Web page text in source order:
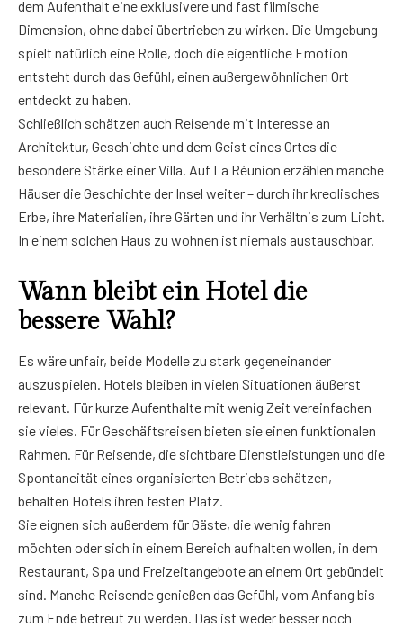
dem Aufenthalt eine exklusivere und fast filmische
Dimension, ohne dabei übertrieben zu wirken. Die Umgebung
spielt natürlich eine Rolle, doch die eigentliche Emotion
entsteht durch das Gefühl, einen außergewöhnlichen Ort
entdeckt zu haben.
Schließlich schätzen auch Reisende mit Interesse an
Architektur, Geschichte und dem Geist eines Ortes die
besondere Stärke einer Villa. Auf La Réunion erzählen manche
Häuser die Geschichte der Insel weiter – durch ihr kreolisches
Erbe, ihre Materialien, ihre Gärten und ihr Verhältnis zum Licht.
In einem solchen Haus zu wohnen ist niemals austauschbar.
Wann bleibt ein Hotel die
bessere Wahl?
Es wäre unfair, beide Modelle zu stark gegeneinander
auszuspielen. Hotels bleiben in vielen Situationen äußerst
relevant. Für kurze Aufenthalte mit wenig Zeit vereinfachen
sie vieles. Für Geschäftsreisen bieten sie einen funktionalen
Rahmen. Für Reisende, die sichtbare Dienstleistungen und die
Spontaneität eines organisierten Betriebs schätzen,
behalten Hotels ihren festen Platz.
Sie eignen sich außerdem für Gäste, die wenig fahren
möchten oder sich in einem Bereich aufhalten wollen, in dem
Restaurant, Spa und Freizeitangebote an einem Ort gebündelt
sind. Manche Reisende genießen das Gefühl, vom Anfang bis
zum Ende betreut zu werden. Das ist weder besser noch